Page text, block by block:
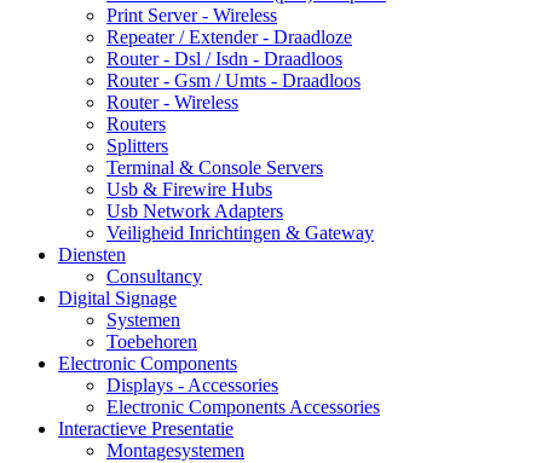
Print Server - Wireless
Repeater / Extender - Draadloze
Router - Dsl / Isdn - Draadloos
Router - Gsm / Umts - Draadloos
Router - Wireless
Routers
Splitters
Terminal & Console Servers
Usb & Firewire Hubs
Usb Network Adapters
Veiligheid Inrichtingen & Gateway
Diensten
Consultancy
Digital Signage
Systemen
Toebehoren
Electronic Components
Displays - Accessories
Electronic Components Accessories
Interactieve Presentatie
Montagesystemen